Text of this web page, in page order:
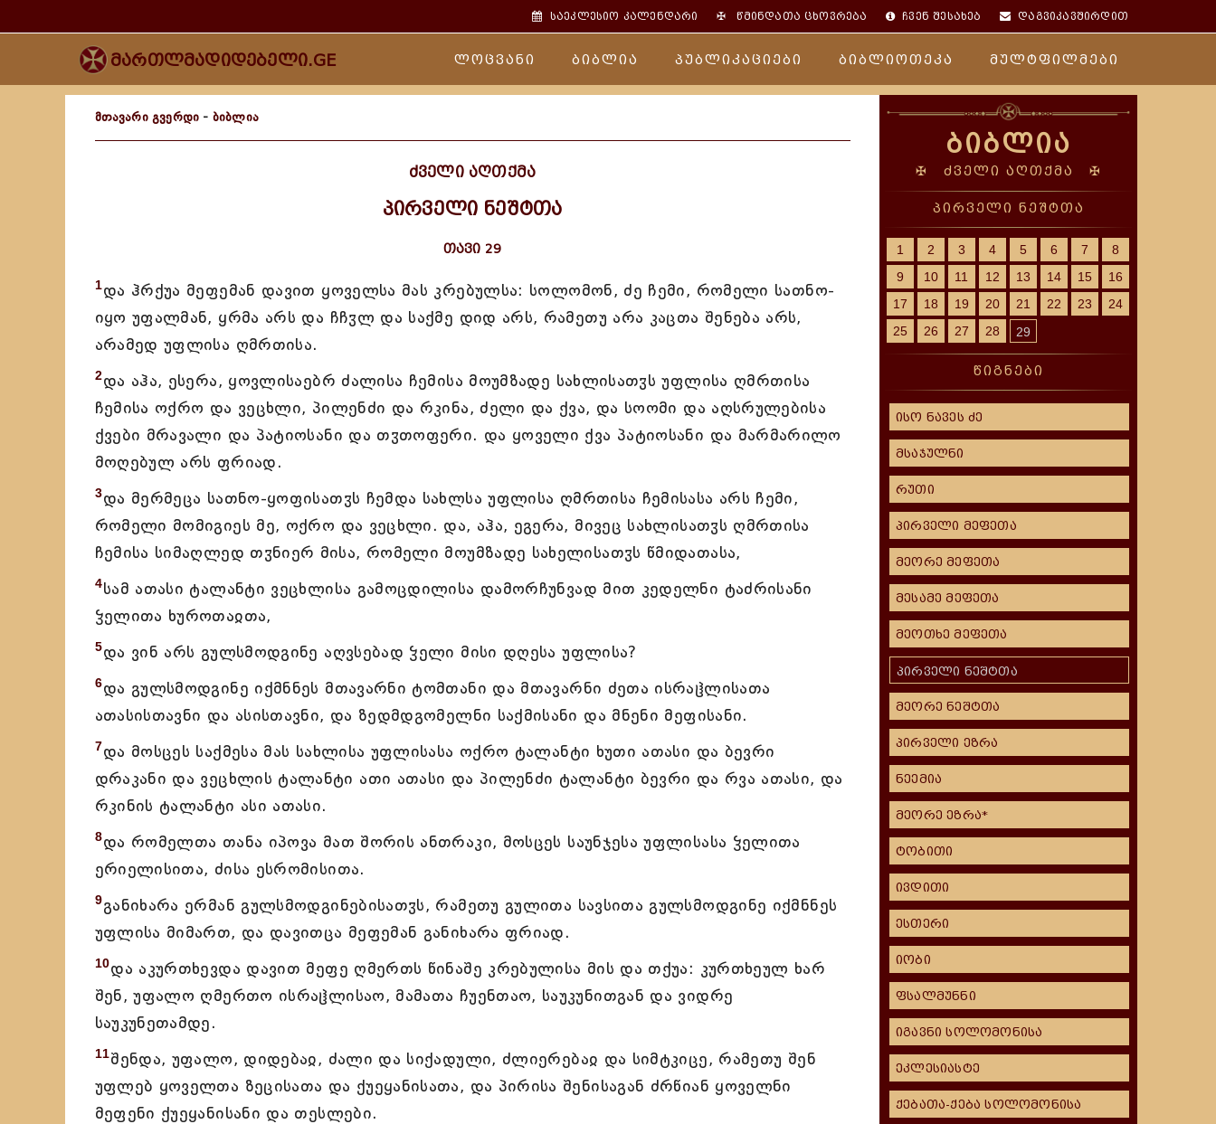
საეკლესიო კალენდარი ✠წმინდათა ცხოვრება ჩვენ შესახებ დაგვიკავშირდით
მართლმადიდებელი.GE ლოცვანი ბიბლია პუბლიკაციები ბიბლიოთეკა მულტფილმები
მთავარი გვერდი - ბიბლია
ძველი აღთქმა
პირველი ნეშტთა
თავი 29
1და ჰრქუა მეფემან დავით ყოველსა მას კრებულსა: სოლომონ, ძე ჩემი, რომელი სათნო-
იყო უფალმან, ყრმა არს და ჩჩჳლ და საქმე დიდ არს, რამეთუ არა კაცთა შენება არს,
არამედ უფლისა ღმრთისა.
2და აჰა, ესერა, ყოვლისაებრ ძალისა ჩემისა მოუმზადე სახლისათჳს უფლისა ღმრთისა
ჩემისა ოქრო და ვეცხლი, პილენძი და რკინა, ძელი და ქვა, და სოომი და აღსრულებისა
ქვები მრავალი და პატიოსანი და თჳთოფერი. და ყოველი ქვა პატიოსანი და მარმარილო
მოღებულ არს ფრიად.
3და მერმეცა სათნო-ყოფისათჳს ჩემდა სახლსა უფლისა ღმრთისა ჩემისასა არს ჩემი,
რომელი მომიგიეს მე, ოქრო და ვეცხლი. და, აჰა, ეგერა, მივეც სახლისათჳს ღმრთისა
ჩემისა სიმაღლედ თჳნიერ მისა, რომელი მოუმზადე სახელისათჳს წმიდათასა,
4სამ ათასი ტალანტი ვეცხლისა გამოცდილისა დამორჩუნვად მით კედელნი ტაძრისანი
ჴელითა ხუროთაჲთა,
5და ვინ არს გულსმოდგინე აღვსებად ჴელი მისი დღესა უფლისა?
6და გულსმოდგინე იქმნნეს მთავარნი ტომთანი და მთავარნი ძეთა ისრაჱლისათა
ათასისთავნი და ასისთავნი, და ზედმდგომელნი საქმისანი და მნენი მეფისანი.
7და მოსცეს საქმესა მას სახლისა უფლისასა ოქრო ტალანტი ხუთი ათასი და ბევრი
დრაკანი და ვეცხლის ტალანტი ათი ათასი და პილენძი ტალანტი ბევრი და რვა ათასი, და
რკინის ტალანტი ასი ათასი.
8და რომელთა თანა იპოვა მათ შორის ანთრაკი, მოსცეს საუნჯესა უფლისასა ჴელითა
ერიელისითა, ძისა ესრომისითა.
9განიხარა ერმან გულსმოდგინებისათჳს, რამეთუ გულითა სავსითა გულსმოდგინე იქმნნეს
უფლისა მიმართ, და დავითცა მეფემან განიხარა ფრიად.
10და აკურთხევდა დავით მეფე ღმერთს წინაშე კრებულისა მის და თქუა: კურთხეულ ხარ
შენ, უფალო ღმერთო ისრაჱლისაო, მამათა ჩუენთაო, საუკუნითგან და ვიდრე
საუკუნეთამდე.
11შენდა, უფალო, დიდებაჲ, ძალი და სიქადული, ძლიერებაჲ და სიმტკიცე, რამეთუ შენ
უფლებ ყოველთა ზეცისათა და ქუეყანისათა, და პირისა შენისაგან ძრწიან ყოველნი
მეფენი ქუეყანისანი და თესლები.
ბიბლია
✠ ძველი აღთქმა ✠
პირველი ნეშტთა
1 2 3 4 5 6 7
8
9
10 11 12 13 14 15
16
17
18 19 20 21 22 23
24
25
26 27 28 29
წიგნები
ისო ნავეს ძე
მსაჯულნი
რუთი
პირველი მეფეთა
მეორე მეფეთა
მესამე მეფეთა
მეოთხე მეფეთა
პირველი ნეშტთა
მეორე ნეშტთა
პირველი ეზრა
ნეემია
მეორე ეზრა*
ტობითი
ივდითი
ესთერი
იობი
ფსალმუნნი
იგავნი სოლომონისა
ეკლესიასტე
ქებათა-ქება სოლომონისა